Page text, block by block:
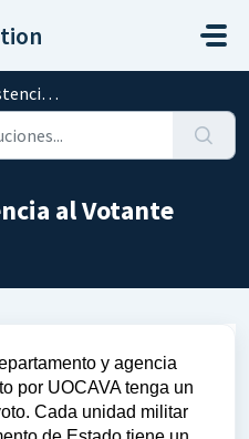
(VAO)
al Votante
y agencia
por UOCAVA tenga un
Cada unidad militar